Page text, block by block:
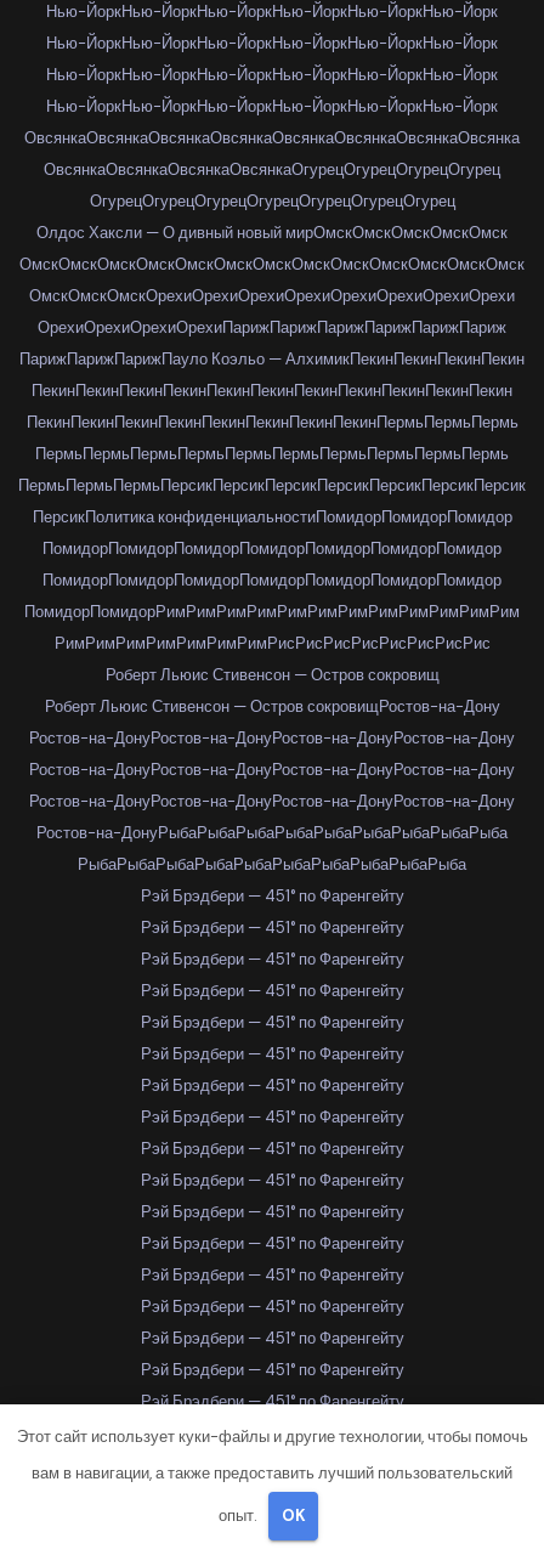
Нью-ЙоркНью-ЙоркНью-ЙоркНью-ЙоркНью-ЙоркНью-Йорк
Нью-ЙоркНью-ЙоркНью-ЙоркНью-ЙоркНью-ЙоркНью-Йорк
Нью-ЙоркНью-ЙоркНью-ЙоркНью-ЙоркНью-ЙоркНью-Йорк
Нью-ЙоркНью-ЙоркНью-ЙоркНью-ЙоркНью-ЙоркНью-Йорк
ОвсянкаОвсянкаОвсянкаОвсянкаОвсянкаОвсянкаОвсянкаОвсянка
ОвсянкаОвсянкаОвсянкаОвсянкаОгурецОгурецОгурецОгурец
ОгурецОгурецОгурецОгурецОгурецОгурецОгурец
Олдос Хаксли — О дивный новый мирОмскОмскОмскОмскОмск
ОмскОмскОмскОмскОмскОмскОмскОмскОмскОмскОмскОмскОмск
ОмскОмскОмскОрехиОрехиОрехиОрехиОрехиОрехиОрехиОрехи
ОрехиОрехиОрехиОрехиПарижПарижПарижПарижПарижПариж
ПарижПарижПарижПауло Коэльо — АлхимикПекинПекинПекинПекин
ПекинПекинПекинПекинПекинПекинПекинПекинПекинПекинПекин
ПекинПекинПекинПекинПекинПекинПекинПекинПермьПермьПермь
ПермьПермьПермьПермьПермьПермьПермьПермьПермьПермь
ПермьПермьПермьПерсикПерсикПерсикПерсикПерсикПерсикПерсик
ПерсикПолитика конфиденциальностиПомидорПомидорПомидор
ПомидорПомидорПомидорПомидорПомидорПомидорПомидор
ПомидорПомидорПомидорПомидорПомидорПомидорПомидор
ПомидорПомидорРимРимРимРимРимРимРимРимРимРимРимРим
РимРимРимРимРимРимРимРисРисРисРисРисРисРисРис
Роберт Льюис Стивенсон — Остров сокровищ
Роберт Льюис Стивенсон — Остров сокровищРостов-на-Дону
Ростов-на-ДонуРостов-на-ДонуРостов-на-ДонуРостов-на-Дону
Ростов-на-ДонуРостов-на-ДонуРостов-на-ДонуРостов-на-Дону
Ростов-на-ДонуРостов-на-ДонуРостов-на-ДонуРостов-на-Дону
Ростов-на-ДонуРыбаРыбаРыбаРыбаРыбаРыбаРыбаРыбаРыба
РыбаРыбаРыбаРыбаРыбаРыбаРыбаРыбаРыбаРыба
Рэй Брэдбери — 451° по Фаренгейту
Рэй Брэдбери — 451° по Фаренгейту
Рэй Брэдбери — 451° по Фаренгейту
Рэй Брэдбери — 451° по Фаренгейту
Рэй Брэдбери — 451° по Фаренгейту
Рэй Брэдбери — 451° по Фаренгейту
Рэй Брэдбери — 451° по Фаренгейту
Рэй Брэдбери — 451° по Фаренгейту
Рэй Брэдбери — 451° по Фаренгейту
Рэй Брэдбери — 451° по Фаренгейту
Рэй Брэдбери — 451° по Фаренгейту
Рэй Брэдбери — 451° по Фаренгейту
Рэй Брэдбери — 451° по Фаренгейту
Рэй Брэдбери — 451° по Фаренгейту
Рэй Брэдбери — 451° по Фаренгейту
Рэй Брэдбери — 451° по Фаренгейту
Рэй Брэдбери — 451° по Фаренгейту
Рэй Брэдбери — 451° по Фаренгейту
Рэй Брэдбери — 451° по Фаренгейту
Рэй Брэдбери — 451° по Фаренгейту
Рэй Брэдбери — 451° по Фаренгейту
Этот сайт использует куки-файлы и другие технологии, чтобы помочь
вам в навигации, а также предоставить лучший пользовательский
опыт. OK